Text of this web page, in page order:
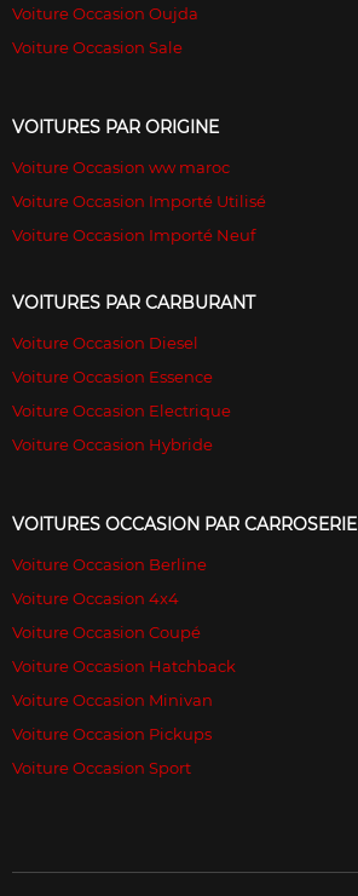
Voiture Occasion Oujda
Voiture Occasion Sale
VOITURES PAR ORIGINE
Voiture Occasion ww maroc
Voiture Occasion Importé Utilisé
Voiture Occasion Importé Neuf
VOITURES PAR CARBURANT
Voiture Occasion Diesel
Voiture Occasion Essence
Voiture Occasion Electrique
Voiture Occasion Hybride
VOITURES OCCASION PAR CARROSERIE
Voiture Occasion Berline
Voiture Occasion 4x4
Voiture Occasion Coupé
Voiture Occasion Hatchback
Voiture Occasion Minivan
Voiture Occasion Pickups
Voiture Occasion Sport